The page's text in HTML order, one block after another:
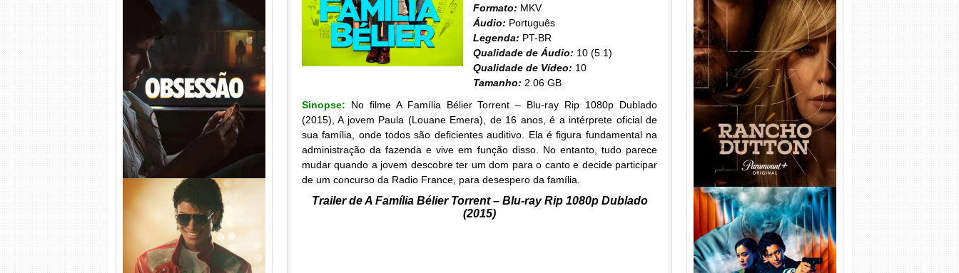
Formato: MKV
Áudio: Português
Legenda: PT-BR
Qualidade de Áudio: 10 (5.1)
Qualidade de Vídeo: 10
Tamanho: 2.06 GB
Sinopse: No filme A Família Bélier Torrent – Blu-ray Rip 1080p Dublado
(2015), A jovem Paula (Louane Emera), de 16 anos, é a intérprete oficial de
sua família, onde todos são deficientes auditivo. Ela é figura fundamental na
administração da fazenda e vive em função disso. No entanto, tudo parece
mudar quando a jovem descobre ter um dom para o canto e decide participar
de um concurso da Radio France, para desespero da família.
Trailer de A Família Bélier Torrent – Blu-ray Rip 1080p Dublado
(2015)
Obsessão Torrent (2026)
WEB-DL 1080p/4K Dual
Áudio
Rancho Dutton 1ª
Temporada Torrent (2026)
WEB-DL 1080p Dual Áudio